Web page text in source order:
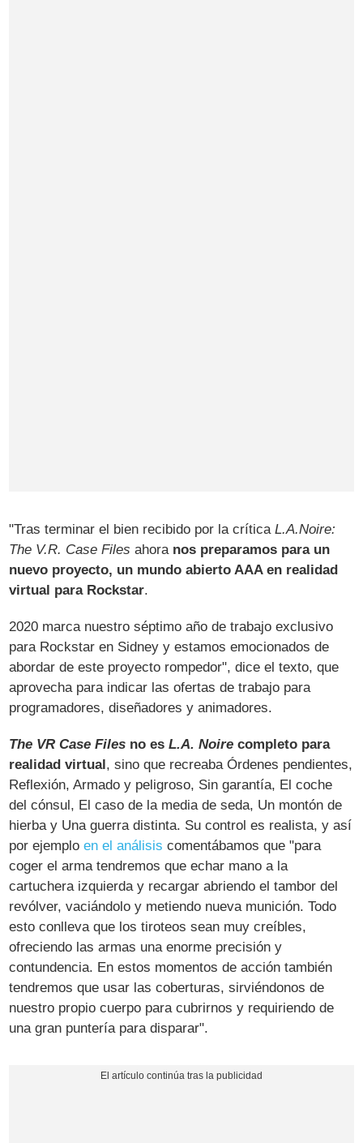
"Tras terminar el bien recibido por la críticaL.A.Noire:
The V.R. Case Files ahora nos preparamos para un
nuevo proyecto, un mundo abierto AAA en realidad
virtual para Rockstar.
2020 marca nuestro séptimo año de trabajo exclusivo
para Rockstar en Sidney y estamos emocionados de
abordar de este proyecto rompedor", dice el texto, que
aprovecha para indicar las ofertas de trabajo para
programadores, diseñadores y animadores.
The VR Case Files no esL.A. Noire completo para
realidad virtual, sino que recreaba Órdenes pendientes,
Reflexión, Armado y peligroso, Sin garantía, El coche
del cónsul, El caso de la media de seda, Un montón de
hierba y Una guerra distinta. Su control es realista, y así
por ejemploen el análisis comentábamos que "para
coger el arma tendremos que echar mano a la
cartuchera izquierda y recargar abriendo el tambor del
revólver, vaciándolo y metiendo nueva munición. Todo
esto conlleva que los tiroteos sean muy creíbles,
ofreciendo las armas una enorme precisión y
contundencia. En estos momentos de acción también
tendremos que usar las coberturas, sirviéndonos de
nuestro propio cuerpo para cubrirnos y requiriendo de
una gran puntería para disparar".